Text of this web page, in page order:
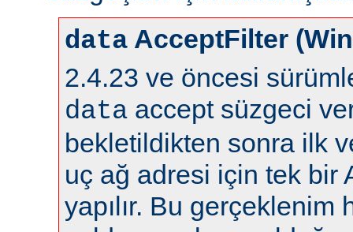
data AcceptFilter
2.4.23 ve öncesi
data accept süzgeci
bekletildikten sonra ilk
uç ağ adresi için tek bir
yapılır. Bu gerçeklenim